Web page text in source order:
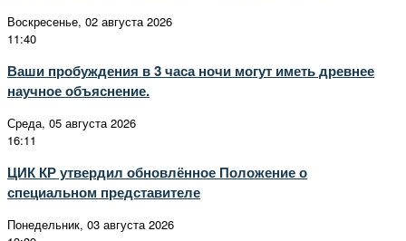
Воскресенье, 02 августа 2026
11:40
Ваши пробуждения в 3 часа ночи могут иметь древнее
научное объяснение.
Среда, 05 августа 2026
16:11
ЦИК КР утвердил обновлённое Положение о
специальном представителе
Понедельник, 03 августа 2026